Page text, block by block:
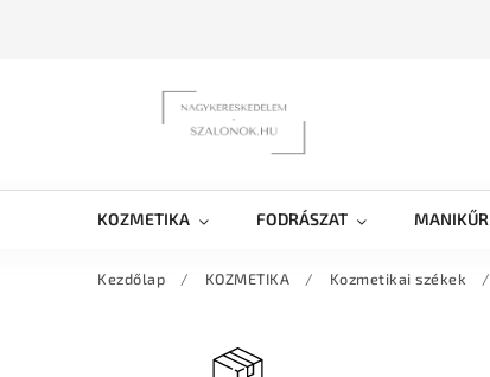
KOZMETIKA FODRÁSZAT MANIKŰR
Kezdőlap / KOZMETIKA / Kozmetikai székek /